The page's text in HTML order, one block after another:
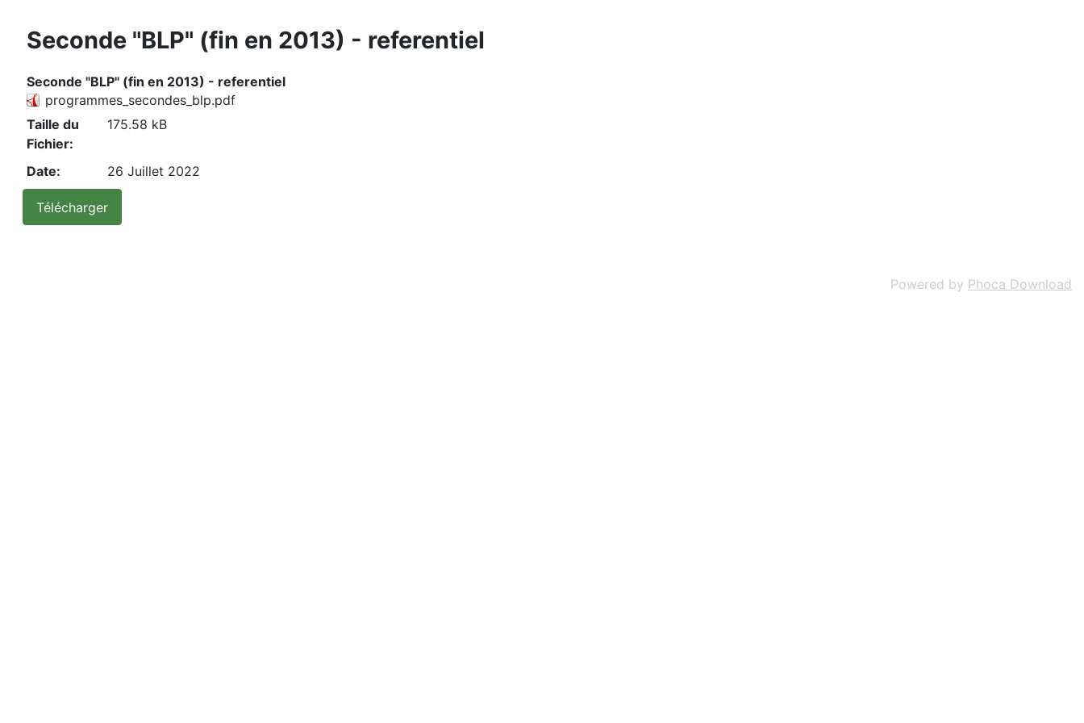
Seconde "BLP" (fin en 2013) - referentiel
Seconde "BLP" (fin en 2013) - referentiel
programmes_secondes_blp.pdf
Taille du
Fichier:
175.58 kB
Date: 26 Juillet 2022
Powered by Phoca Download